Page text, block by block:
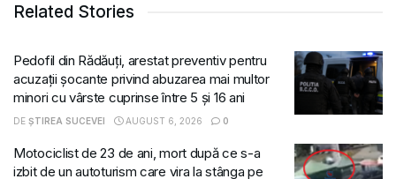
Related Stories
Pedofil din Rădăuți, arestat preventiv pentru
acuzații șocante privind abuzarea mai multor
minori cu vârste cuprinse între 5 și 16 ani
DE ȘTIREA SUCEVEI AUGUST 6, 2026 0
Motociclist de 23 de ani, mort după ce s-a
izbit de un autoturism care vira la stânga pe